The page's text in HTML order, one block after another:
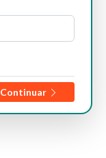
Continuar